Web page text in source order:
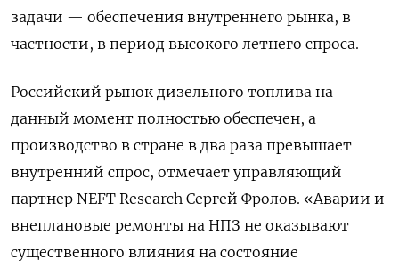
задачи — обеспечения внутреннего рынка, в
частности, в период высокого летнего спроса.
Российский рынок дизельного топлива на
данный момент полностью обеспечен, а
производство в стране в два раза превышает
внутренний спрос, отмечает управляющий
партнер NEFT Research Сергей Фролов. «Аварии и
внеплановые ремонты на НПЗ не оказывают
существенного влияния на состояние